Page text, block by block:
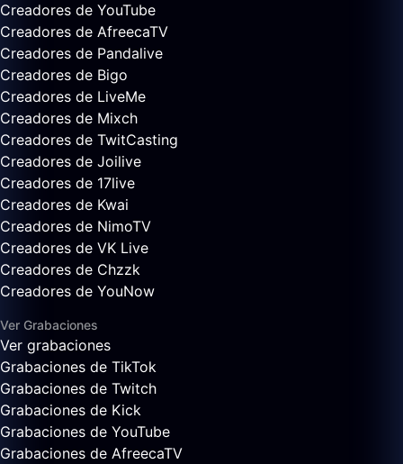
Creadores de YouTube
Creadores de AfreecaTV
Creadores de Pandalive
Creadores de Bigo
Creadores de LiveMe
Creadores de Mixch
Creadores de TwitCasting
Creadores de Joilive
Creadores de 17live
Creadores de Kwai
Creadores de NimoTV
Creadores de VK Live
Creadores de Chzzk
Creadores de YouNow
Ver Grabaciones
Ver grabaciones
Grabaciones de TikTok
Grabaciones de Twitch
Grabaciones de Kick
Grabaciones de YouTube
Grabaciones de AfreecaTV